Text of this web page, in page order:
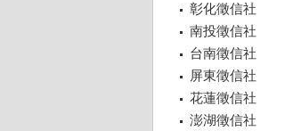
彰化徵信社
南投徵信社
台南徵信社
屏東徵信社
花蓮徵信社
澎湖徵信社